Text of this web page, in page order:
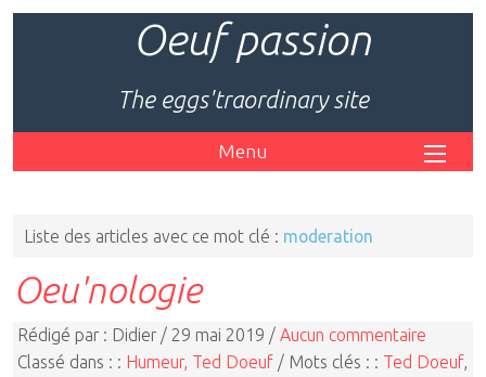
Oeuf passion
The eggs'traordinary site
Menu
Liste des articles avec ce mot clé : moderation
Oeu'nologie
Rédigé par : Didier / 29 mai 2019 / Aucun commentaire
Classé dans : : Humeur, Ted Doeuf / Mots clés : : Ted Doeuf,